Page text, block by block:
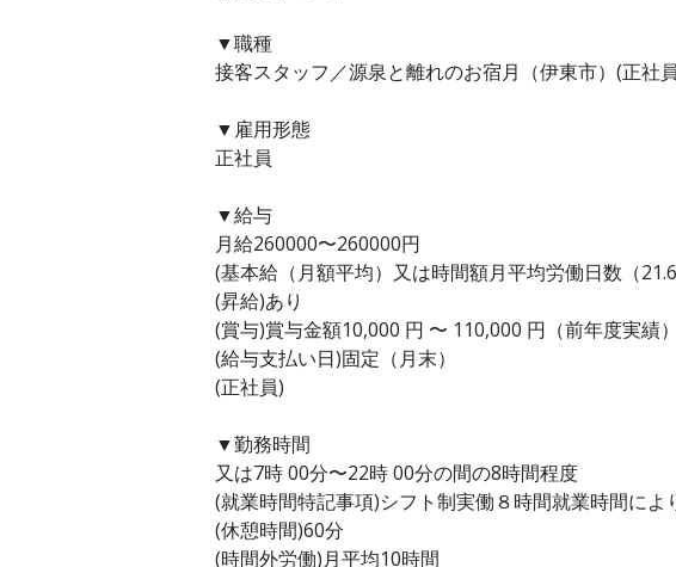
▼職種
接客スタッフ／源泉と離れのお宿月（伊東市）(正社
▼雇用形態
正社員
▼給与
月給260000〜260000円
(基本給（月額平均）又は時間額月平均労働日数（
(昇給)あり
(賞与)賞与金額10,000 円 〜 110,000 円（前年度実績）
(給与支払い日)固定（月末）
(正社員)
▼勤務時間
又は7時 00分〜22時 00分の間の8時間程度
(就業時間特記事項)シフト制実働８時間就業時間に
(休憩時間)60分
(時間外労働)月平均10時間